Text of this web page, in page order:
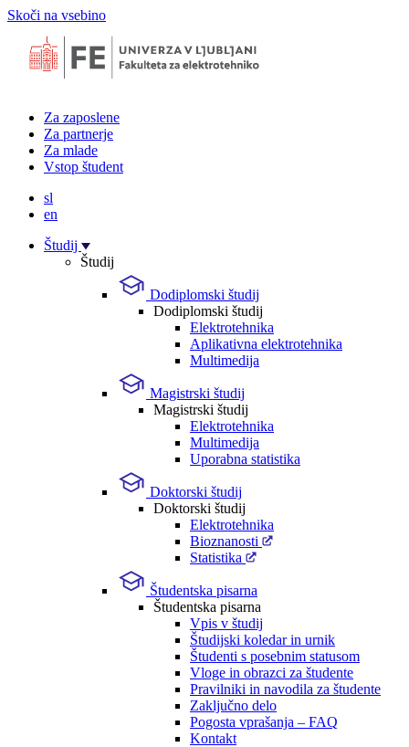
Skoči na vsebino
Za zaposlene
Za partnerje
Za mlade
Vstop študent
sl
en
Študij
Študij
Dodiplomski študij
Dodiplomski študij
Elektrotehnika
Aplikativna elektrotehnika
Multimedija
Magistrski študij
Magistrski študij
Elektrotehnika
Multimedija
Uporabna statistika
Doktorski študij
Doktorski študij
Elektrotehnika
Bioznanosti
Statistika
Študentska pisarna
Študentska pisarna
Vpis v študij
Študijski koledar in urnik
Študenti s posebnim statusom
Vloge in obrazci za študente
Pravilniki in navodila za študente
Zaključno delo
Pogosta vprašanja – FAQ
Kontakt